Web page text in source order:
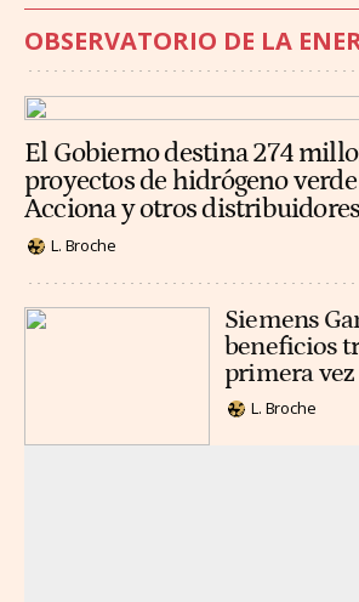
OBSERVATORIO DE LA
El Gobierno destina 274
proyectos de hidrógeno verde
Acciona y otros distribuidores
L. Broche
Siemens
beneficios
primera
L. Broche